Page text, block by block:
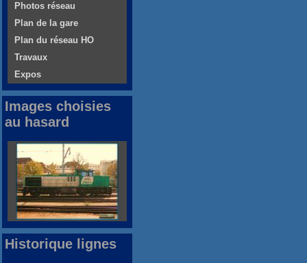
Photos réseau
Plan de la gare
Plan du réseau HO
Travaux
Expos
Images choisies
au hasard
Historique lignes